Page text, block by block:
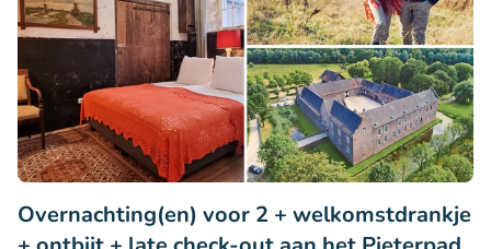
Overnachting(en) voor 2 + welkomstdrankje